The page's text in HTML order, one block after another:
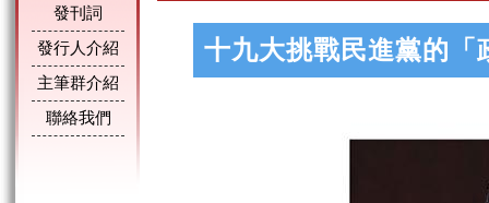
發刊詞
發行人介紹
主筆群介紹
聯絡我們
十九大挑戰民進黨的「